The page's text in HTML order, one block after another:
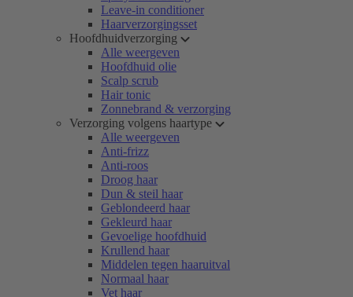
Leave-in conditioner
Haarverzorgingsset
Hoofdhuidverzorging
Alle weergeven
Hoofdhuid olie
Scalp scrub
Hair tonic
Zonnebrand & verzorging
Verzorging volgens haartype
Alle weergeven
Anti-frizz
Anti-roos
Droog haar
Dun & steil haar
Geblondeerd haar
Gekleurd haar
Gevoelige hoofdhuid
Krullend haar
Middelen tegen haaruitval
Normaal haar
Vet haar